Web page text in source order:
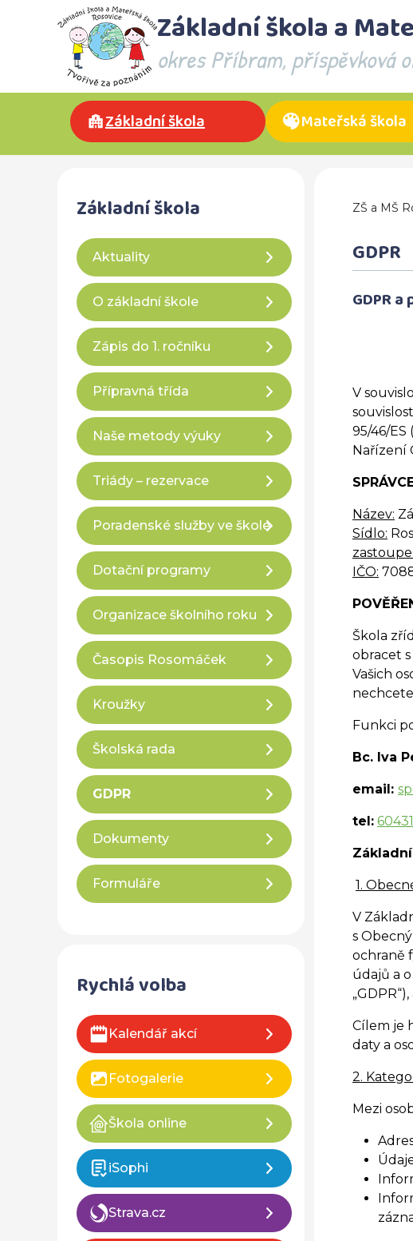
Základní škola a
okres Příbram, příspěvková
Základní škola Mateřská škola
ZŠ a MŠ
GDPR
GDPR
V
95/46/
Nařízení
Název:
Sídlo:
IČO:
Škola
obracet
Vašich
Funkci
Bc. Iva
email:
tel:
1.
V
s
ochraně
údajů a
Cílem je
daty a
2.
Mezi
Základní škola
Aktuality
O základní škole
Zápis do 1. ročníku
Přípravná třída
Naše metody výuky
Triády – rezervace
Poradenské služby ve škole
Dotační programy
Organizace školního roku
Časopis Rosomáček
Kroužky
Školská rada
GDPR
Dokumenty
Formuláře
Rychlá volba
Kalendář akcí
Fotogalerie
Škola online
iSophi
Strava.cz